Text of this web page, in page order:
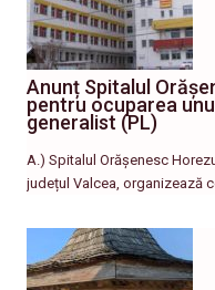
Anunț Spitalul
pentru ocuparea
generalist (PL)
A.) Spitalul Orășenesc
județul Valcea, organizează